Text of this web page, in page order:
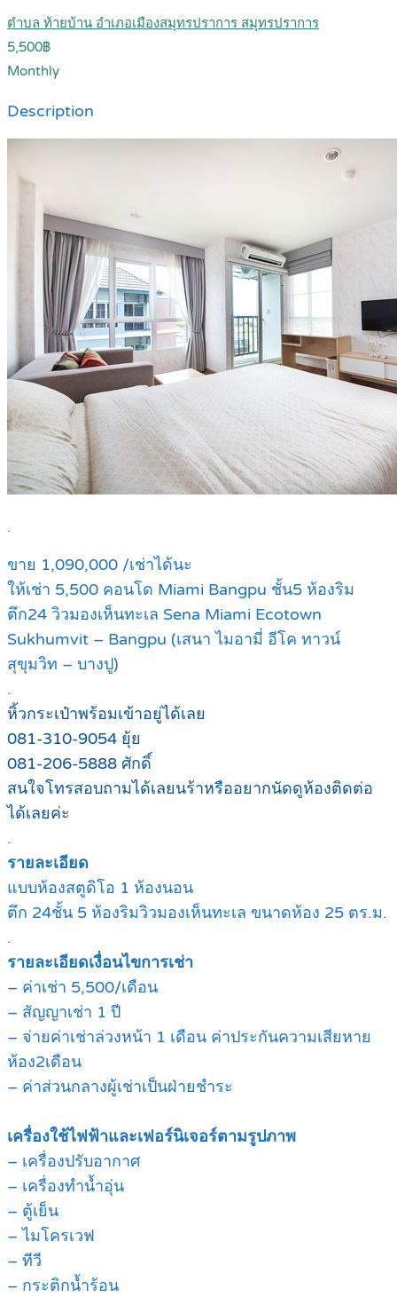
ตำบล ท้ายบ้าน อำเภอเมืองสมุทรปราการ สมุทรปราการ
5,500฿
Monthly
Description
.
ขาย 1,090,000 /เช่าได้นะ
ให้เช่า 5,500 คอนโด Miami Bangpu ชั้น5 ห้องริม
ตึก24 วิวมองเห็นทะเล Sena Miami Ecotown
Sukhumvit – Bangpu (เสนา ไมอามี่ อีโค ทาวน์
สุขุมวิท – บางปู)
.
หิ้วกระเป๋าพร้อมเข้าอยู่ได้เลย
081-310-9054 ยุ้ย
081-206-5888 ศักดิ์
สนใจโทรสอบถามได้เลยนร้าหรืออยากนัดดูห้องติดต่อ
ได้เลยค่ะ
.
รายละเอียด
แบบห้องสตูดิโอ 1 ห้องนอน
ตึก 24ชั้น 5 ห้องริมวิวมองเห็นทะเล ขนาดห้อง 25 ตร.ม.
.
รายละเอียดเงื่อนไขการเช่า
– ค่าเช่า 5,500/เดือน
– สัญญาเช่า 1 ปี
– จ่ายค่าเช่าล่วงหน้า 1 เดือน ค่าประกันความเสียหาย
ห้อง2เดือน
– ค่าส่วนกลางผู้เช่าเป็นฝ่ายชำระ
เครื่องใช้ไฟฟ้าและเฟอร์นิเจอร์ตามรูปภาพ
– เครื่องปรับอากาศ
– เครื่องทำน้ำอุ่น
– ตู้เย็น
– ไมโครเวฟ
– ทีวี
– กระติกน้ำร้อน